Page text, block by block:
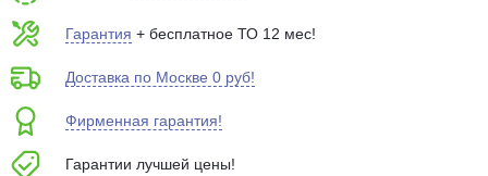
Гарантия + бесплатное ТО 12 мес!
Доставка по Москве 0 руб!
Фирменная гарантия!
Гарантии лучшей цены!
Подробнее